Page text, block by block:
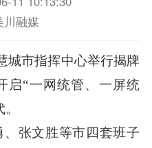
川融媒
市指挥中心举行揭牌
启“一网统管、一屏统
张文胜等市四套班子